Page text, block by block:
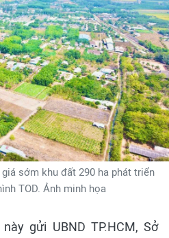
sớm khu đất 290 ha phát triển
TOD. Ảnh minh họa
gửi UBND TP.HCM, Sở